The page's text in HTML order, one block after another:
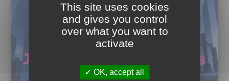
This site uses cookies
and gives you control
over what you want to
activate
OK, accept all